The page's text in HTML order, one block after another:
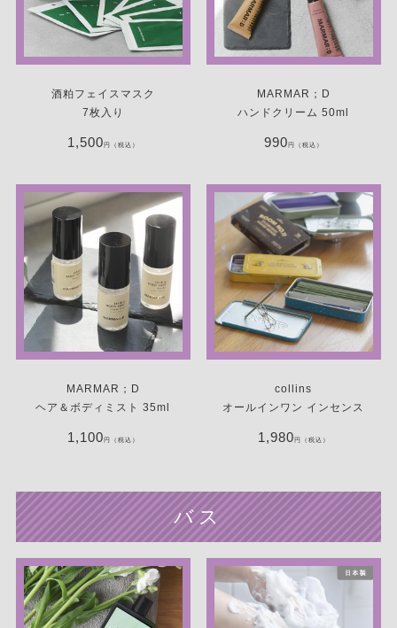
酒粕フェイスマスク
7枚入り
1,500円（税込）
MARMAR；D
ハンドクリーム 50ml
990円（税込）
MARMAR；D
ヘア＆ボディミスト 35ml
1,100円（税込）
collins
オールインワン インセンス
1,980円（税込）
バス